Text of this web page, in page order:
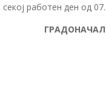
работен ден од